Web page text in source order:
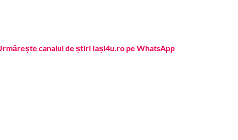
canalul de știri Iași4u.ro pe WhatsApp